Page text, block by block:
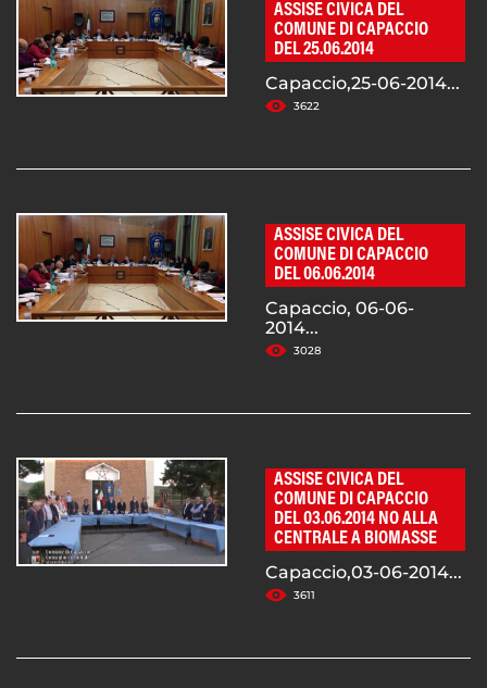
ASSISE CIVICA DEL
COMUNE DI CAPACCIO
DEL 25.06.2014
Capaccio,25-06-2014...
3622
ASSISE CIVICA DEL
COMUNE DI CAPACCIO
DEL 06.06.2014
Capaccio, 06-06-
2014...
3028
ASSISE CIVICA DEL
COMUNE DI CAPACCIO
DEL 03.06.2014 NO ALLA
CENTRALE A BIOMASSE
Capaccio,03-06-2014...
3611